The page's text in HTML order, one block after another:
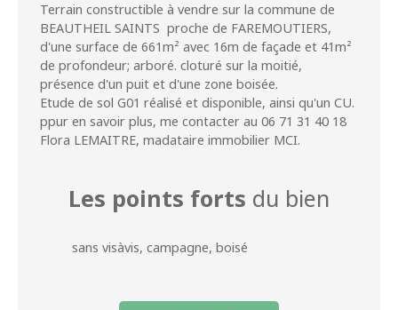
Terrain constructible à vendre sur la commune de
BEAUTHEIL SAINTS proche de FAREMOUTIERS,
d'une surface de 661m² avec 16m de façade et 41m²
de profondeur; arboré. cloturé sur la moitié,
présence d'un puit et d'une zone boisée.
Etude de sol G01 réalisé et disponible, ainsi qu'un CU.
ppur en savoir plus, me contacter au 06 71 31 40 18
Flora LEMAITRE, madataire immobilier MCI.
Les points forts du bien
sans visàvis, campagne, boisé